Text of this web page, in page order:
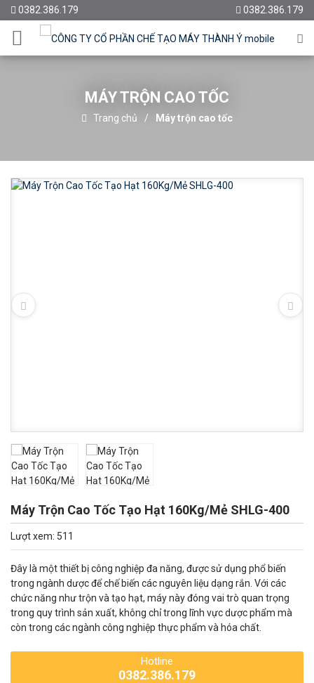
0382.386.179 0382.386.179
MÁY TRỘN CAO TỐC
Trang chủ Máy trộn cao tốc
Máy Trộn Cao Tốc Tạo Hạt 160Kg/Mẻ SHLG-400
Lượt xem: 511
Đây là một thiết bị công nghiệp đa năng, được sử dụng phổ biến
trong ngành dược để chế biến các nguyên liệu dạng rắn. Với các
chức năng như trộn và tạo hạt, máy này đóng vai trò quan trọng
trong quy trình sản xuất, không chỉ trong lĩnh vực dược phẩm mà
còn trong các ngành công nghiệp thực phẩm và hóa chất.
Hotline
0382.386.179